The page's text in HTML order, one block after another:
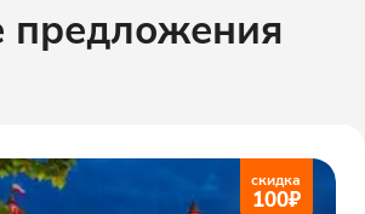
скидка
100₽